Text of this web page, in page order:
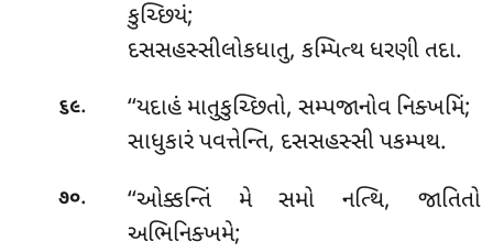
કુચ્છિયં;
દસસહસ્સીલોકધાતુ, કમ્પિત્થ ધરણી તદા.
૬૯.
‘‘યદાહં માતુકુચ્છિતો, સમ્પજાનોવ નિક્ખમિં;
સાધુકારં પવત્તેન્તિ, દસસહસ્સી પકમ્પથ.
૭૦.
‘‘ઓક્કન્તિં મે સમો નત્થિ, જાતિતો
અભિનિક્ખમે;